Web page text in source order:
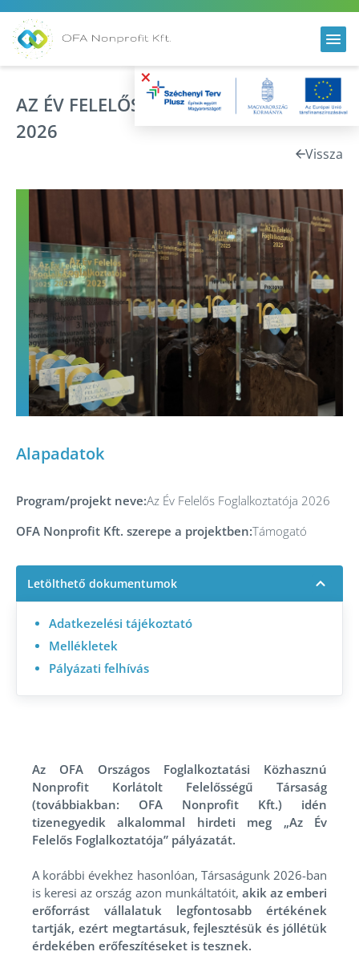
×
AZ ÉV FELELŐS FOGLALKOZTATÓJA
2026
Vissza
Alapadatok
Program/projekt neve:Az Év Felelős Foglalkoztatója 2026
OFA Nonprofit Kft. szerepe a projektben:Támogató
Letölthető dokumentumok
Adatkezelési tájékoztató
Mellékletek
Pályázati felhívás
Az OFA Országos Foglalkoztatási Közhasznú
Nonprofit Korlátolt Felelősségű Társaság
(továbbiakban: OFA Nonprofit Kft.) idén
tizenegyedik alkalommal hirdeti meg „Az Év
Felelős Foglalkoztatója” pályázatát.
A korábbi évekhez hasonlóan, Társaságunk 2026-ban
is keresi az ország azon munkáltatóit, akik az emberi
erőforrást vállalatuk legfontosabb értékének
tartják, ezért megtartásuk, fejlesztésük és jóllétük
érdekében erőfeszítéseket is tesznek.